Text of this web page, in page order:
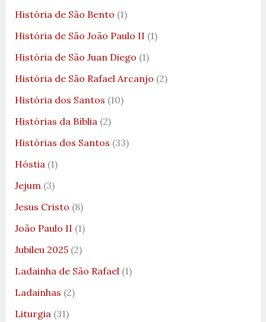
História de São Bento (1)
História de São João Paulo II (1)
História de São Juan Diego (1)
História de São Rafael Arcanjo (2)
História dos Santos (10)
Histórias da Bíblia(2)
Histórias dos Santos (33)
Hóstia(1)
Jejum(3)
Jesus Cristo (8)
João Paulo II (1)
Jubileu 2025(2)
Ladainha de São Rafael(1)
Ladainhas (2)
Liturgia(31)